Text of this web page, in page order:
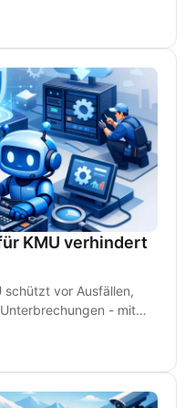
KMU verhindert
schützt vor Ausfällen,
- mit